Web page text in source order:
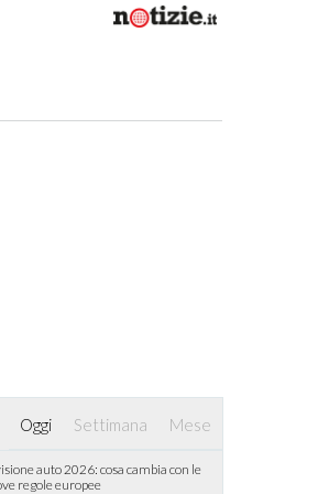
Oggi Settimana Mese
auto 2026: cosa cambia con le
regole europee